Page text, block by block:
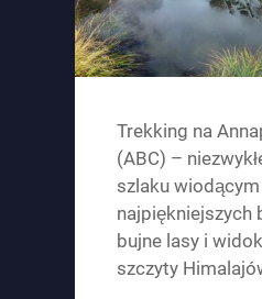
Trekking na
(ABC) –
szlaku
najpiękniejszych
bujne lasy i
szczyty